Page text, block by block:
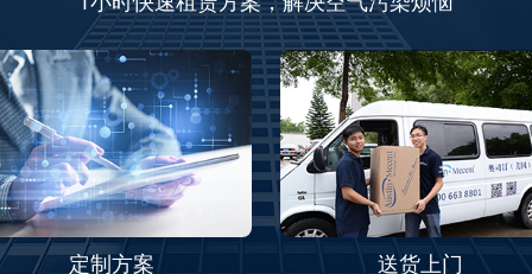
定制方案 送货上门